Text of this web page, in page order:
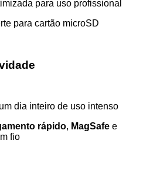
para uso profissional
para cartão microSD
dia inteiro de uso intenso
rápido, MagSafe e
fio